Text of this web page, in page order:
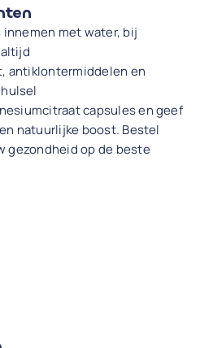
met water, bij
antiklontermiddelen en
capsules en geef
natuurlijke boost. Bestel
gezondheid op de beste